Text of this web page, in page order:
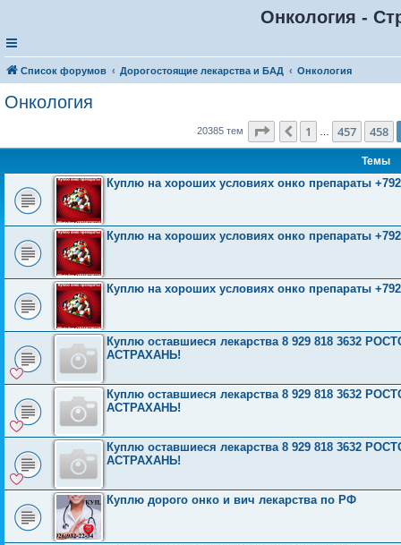
Онкология -
Список форумов Дорогостоящие лекарства и БАД Онкология
Онкология
20385 тем Страница 459из 816
Пред.
1 457 458
Темы
Куплю на хороших условиях онко препараты
Куплю на хороших условиях онко препараты
Куплю на хороших условиях онко препараты
Куплю оставшиеся лекарства 8 929 818 3632
АСТРАХАНЬ!
Куплю оставшиеся лекарства 8 929 818 3632
АСТРАХАНЬ!
Куплю оставшиеся лекарства 8 929 818 3632
АСТРАХАНЬ!
Куплю дорого онко и вич лекарства по РФ